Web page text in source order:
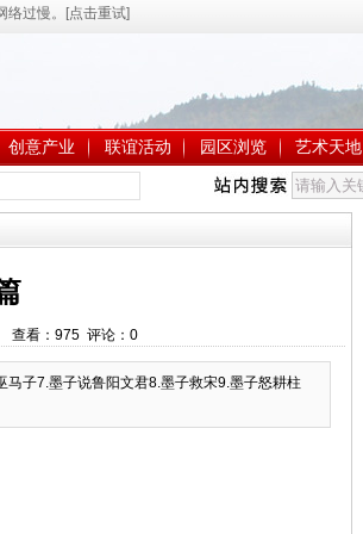
创意产业 联谊活动 园区浏览 艺术天地
查看： 975评论： 0
子7.墨子说鲁阳文君8.墨子救宋9.墨子怒耕柱